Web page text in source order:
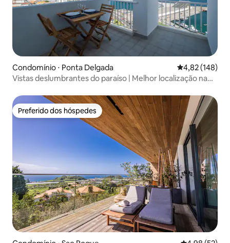
Condomínio ⋅ Ponta Delgada 4,82 de uma
4,82 (148)
Vistas deslumbrantes do paraíso | Melhor localização na
Preferido dos hóspedes
Preferido dos hóspedes